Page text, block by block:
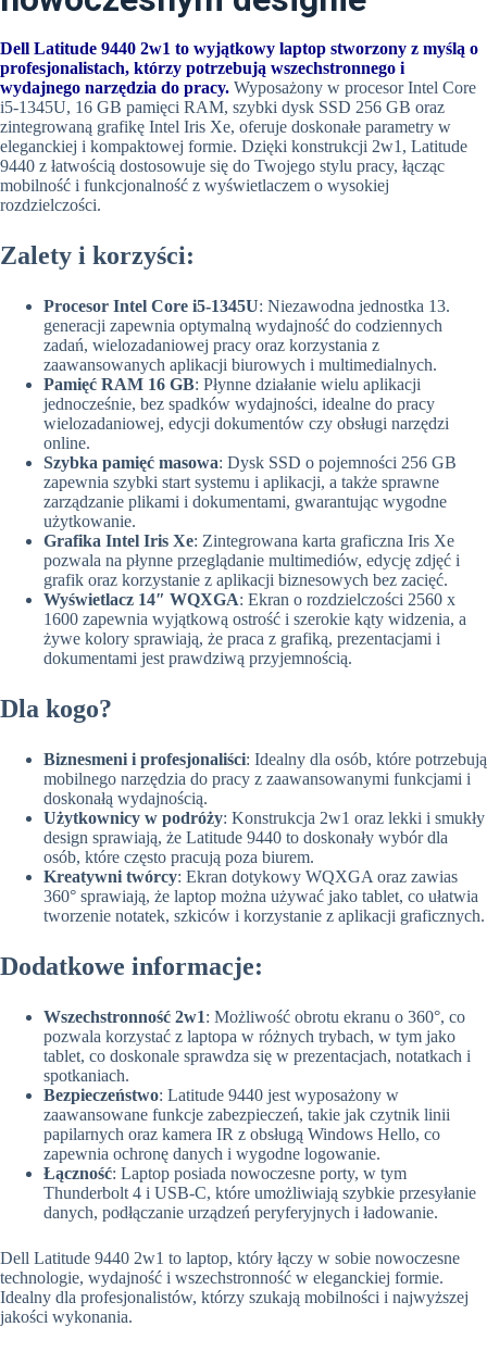
Dell Latitude 9440 2w1 to wyjątkowy laptop stworzony z myślą o
profesjonalistach, którzy potrzebują wszechstronnego i
wydajnego narzędzia do pracy. Wyposażony w procesor Intel Core
i5-1345U, 16 GB pamięci RAM, szybki dysk SSD 256 GB oraz
zintegrowaną grafikę Intel Iris Xe, oferuje doskonałe parametry w
eleganckiej i kompaktowej formie. Dzięki konstrukcji 2w1, Latitude
9440 z łatwością dostosowuje się do Twojego stylu pracy, łącząc
mobilność i funkcjonalność z wyświetlaczem o wysokiej
rozdzielczości.
Zalety i korzyści:
Procesor Intel Core i5-1345U: Niezawodna jednostka 13.
generacji zapewnia optymalną wydajność do codziennych
zadań, wielozadaniowej pracy oraz korzystania z
zaawansowanych aplikacji biurowych i multimedialnych.
Pamięć RAM 16 GB: Płynne działanie wielu aplikacji
jednocześnie, bez spadków wydajności, idealne do pracy
wielozadaniowej, edycji dokumentów czy obsługi narzędzi
online.
Szybka pamięć masowa: Dysk SSD o pojemności 256 GB
zapewnia szybki start systemu i aplikacji, a także sprawne
zarządzanie plikami i dokumentami, gwarantując wygodne
użytkowanie.
Grafika Intel Iris Xe: Zintegrowana karta graficzna Iris Xe
pozwala na płynne przeglądanie multimediów, edycję zdjęć i
grafik oraz korzystanie z aplikacji biznesowych bez zacięć.
Wyświetlacz 14″ WQXGA: Ekran o rozdzielczości 2560 x
1600 zapewnia wyjątkową ostrość i szerokie kąty widzenia, a
żywe kolory sprawiają, że praca z grafiką, prezentacjami i
dokumentami jest prawdziwą przyjemnością.
Dla kogo?
Biznesmeni i profesjonaliści: Idealny dla osób, które potrzebują
mobilnego narzędzia do pracy z zaawansowanymi funkcjami i
doskonałą wydajnością.
Użytkownicy w podróży: Konstrukcja 2w1 oraz lekki i smukły
design sprawiają, że Latitude 9440 to doskonały wybór dla
osób, które często pracują poza biurem.
Kreatywni twórcy: Ekran dotykowy WQXGA oraz zawias
360° sprawiają, że laptop można używać jako tablet, co ułatwia
tworzenie notatek, szkiców i korzystanie z aplikacji graficznych.
Dodatkowe informacje:
Wszechstronność 2w1: Możliwość obrotu ekranu o 360°, co
pozwala korzystać z laptopa w różnych trybach, w tym jako
tablet, co doskonale sprawdza się w prezentacjach, notatkach i
spotkaniach.
Bezpieczeństwo: Latitude 9440 jest wyposażony w
zaawansowane funkcje zabezpieczeń, takie jak czytnik linii
papilarnych oraz kamera IR z obsługą Windows Hello, co
zapewnia ochronę danych i wygodne logowanie.
Łączność: Laptop posiada nowoczesne porty, w tym
Thunderbolt 4 i USB-C, które umożliwiają szybkie przesyłanie
danych, podłączanie urządzeń peryferyjnych i ładowanie.
Dell Latitude 9440 2w1 to laptop, który łączy w sobie nowoczesne
technologie, wydajność i wszechstronność w eleganckiej formie.
Idealny dla profesjonalistów, którzy szukają mobilności i najwyższej
jakości wykonania.